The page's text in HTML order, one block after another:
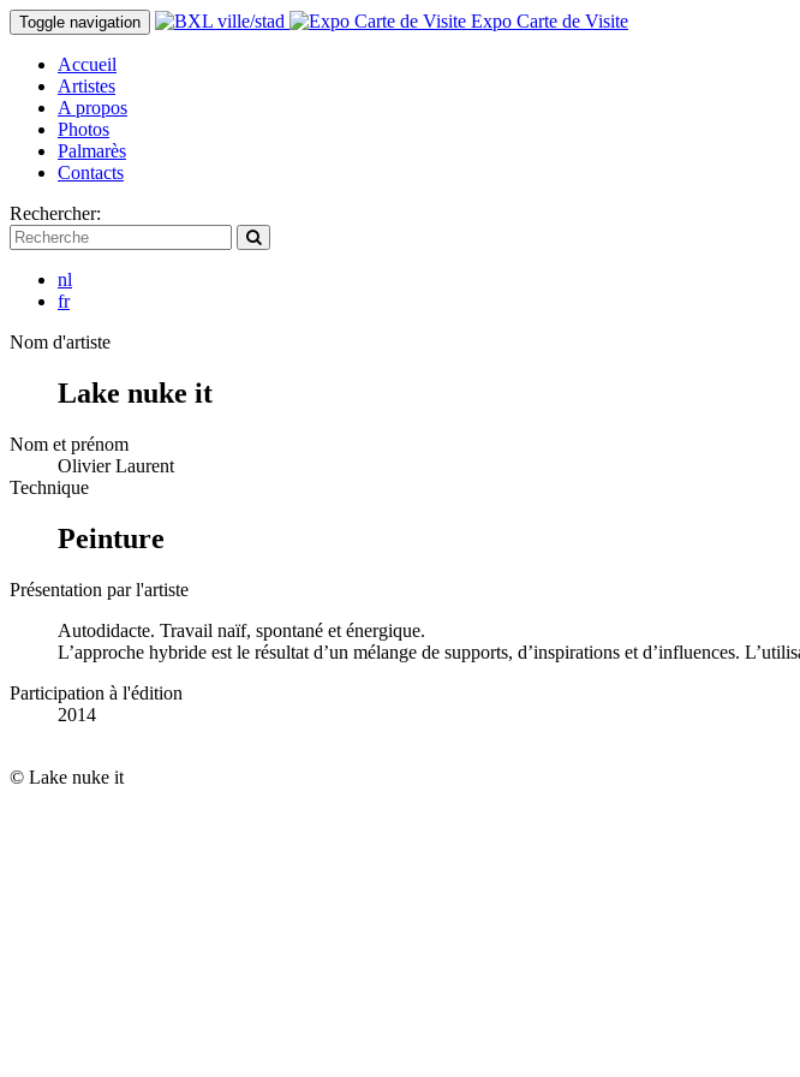
Toggle navigation Expo Carte de Visite
Accueil
Artistes
A propos
Photos
Palmarès
Contacts
Rechercher:
nl
fr
Nom d'artiste
Lake nuke it
Nom et prénom
Olivier Laurent
Technique
Peinture
Présentation par l'artiste
Autodidacte. Travail naïf, spontané et énergique.
L’approche hybride est le résultat d’un mélange de supports, d’inspirations et d’influences.
Participation à l'édition
2014
© Lake nuke it